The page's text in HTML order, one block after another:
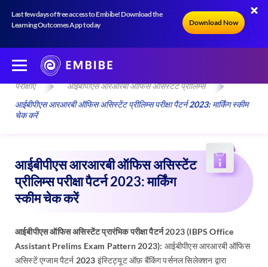
Last few days of free access to Embibe! Download the
Learning Outcomes App today
Download Now
परीक्षाएँ
आईबीपीएस आरआरबी ऑफिस असिस्टेंट प्रीलिम्स
आईबीपीएस आरआरबी ऑफिस असिस्टेंट प्रीलिम्स परीक्षा पैटर्न 2023: मार्किंग स्कीम
चेक करें
आईबीपीएस आरआरबी ऑफिस असिस्टेंट
प्रीलिम्स परीक्षा पैटर्न 2023: मार्किंग
स्कीम चेक करें
आईबीपीएस ऑफिस असिस्टेंट प्रारंभिक परीक्षा पैटर्न 2023 (IBPS Office
Assistant Prelims Exam Pattern 2023): आईबीपीएस आरआरबी ऑफिस
असिस्टें एग्जाम पैटर्न 2023 इंस्टिट्यूट ऑफ़ बैंकिंग पर्सनल सिलेक्शन द्वारा